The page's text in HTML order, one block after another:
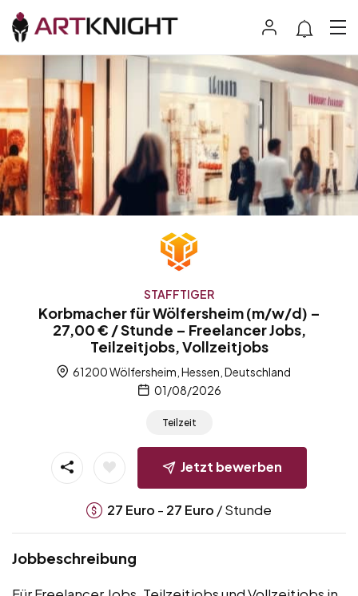
STAFFTIGER
Korbmacher für Wölfersheim (m/w/d) –
27,00 € / Stunde – Freelancer Jobs,
Teilzeitjobs, Vollzeitjobs
61200 Wölfersheim, Hessen, Deutschland
01/08/2026
Teilzeit
Jetzt bewerben
27 Euro - 27 Euro / Stunde
Jobbeschreibung